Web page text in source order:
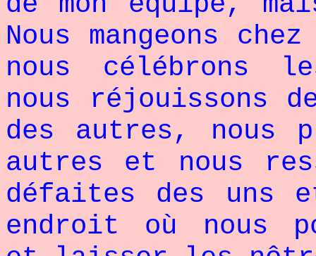
Nous mangeons
nous célébrons
nous réjouissons
des autres, nous
autres et nous
défaites des uns
endroit où nous